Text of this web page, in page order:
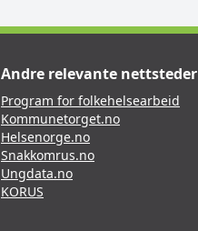
Andre relevante nettsteder
Program for folkehelsearbeid
Kommunetorget.no
Helsenorge.no
Snakkomrus.no
Ungdata.no
KORUS